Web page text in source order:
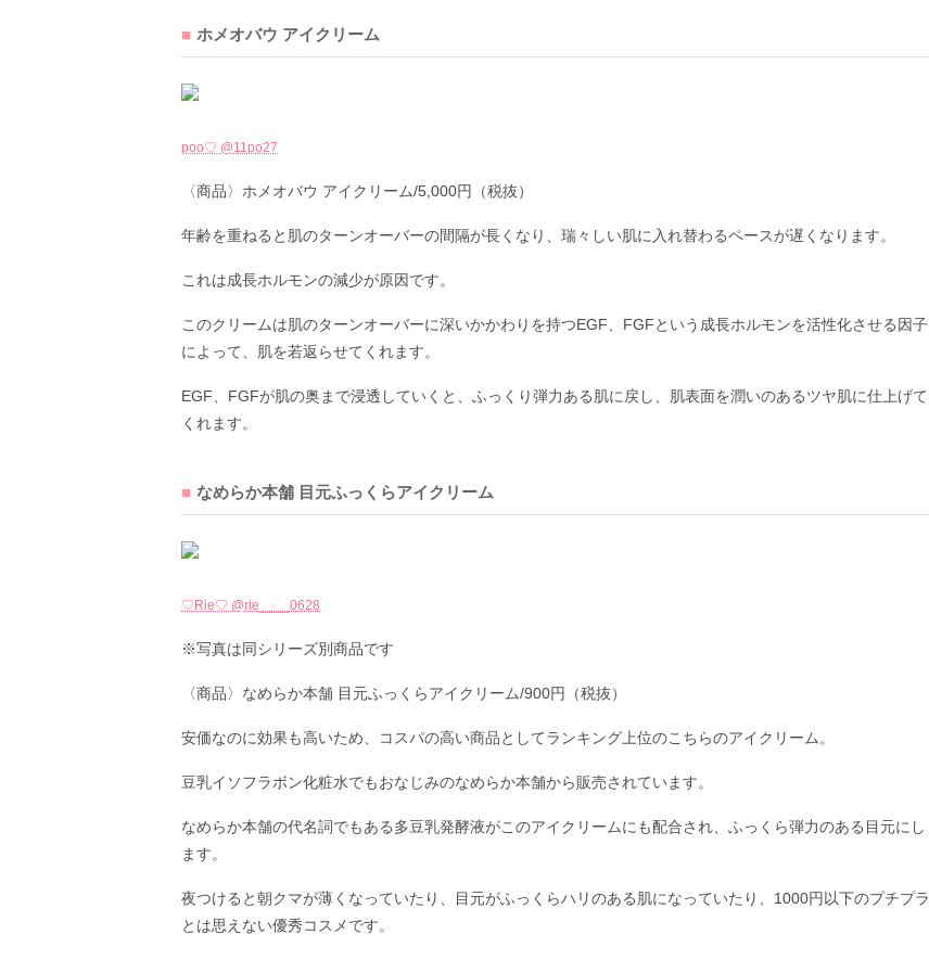
ホメオバウ アイクリーム
poo♡ @11po27
〈商品〉ホメオバウ アイクリーム/5,000円（税抜）
年齢を重ねると肌のターンオーバーの間隔が長くなり、瑞々しい肌に入れ替わるペースが遅くなります。
これは成長ホルモンの減少が原因です。
このクリームは肌のターンオーバーに深いかかわりを持つEGF、FGFという成長ホルモンを活性化させる因子
によって、肌を若返らせてくれます。
EGF、FGFが肌の奥まで浸透していくと、ふっくり弾力ある肌に戻し、肌表面を潤いのあるツヤ肌に仕上げて
くれます。
なめらか本舗 目元ふっくらアイクリーム
♡Rie♡ @rie____0628
※写真は同シリーズ別商品です
〈商品〉なめらか本舗 目元ふっくらアイクリーム/900円（税抜）
安価なのに効果も高いため、コスパの高い商品としてランキング上位のこちらのアイクリーム。
豆乳イソフラボン化粧水でもおなじみのなめらか本舗から販売されています。
なめらか本舗の代名詞でもある多豆乳発酵液がこのアイクリームにも配合され、ふっくら弾力のある目元にし
ます。
夜つけると朝クマが薄くなっていたり、目元がふっくらハリのある肌になっていたり、1000円以下のプチプラ
とは思えない優秀コスメです。